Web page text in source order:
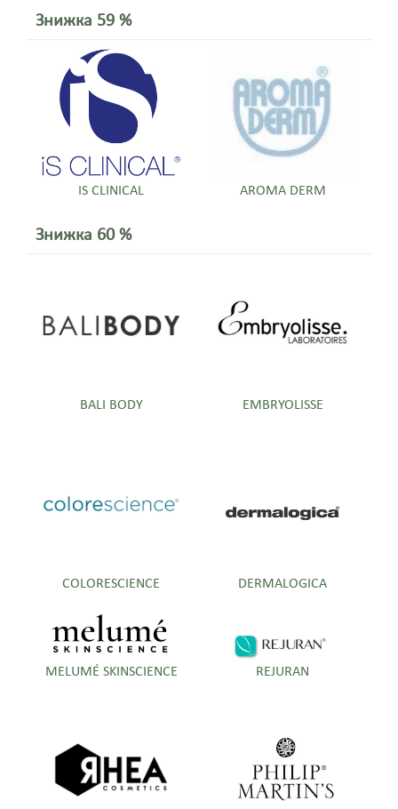
Знижка 59 %
IS CLINICAL AROMA DERM
Знижка 60 %
BALI BODY EMBRYOLISSE
COLORESCIENCE DERMALOGICA
MELUMÉ SKINSCIENCE REJURAN